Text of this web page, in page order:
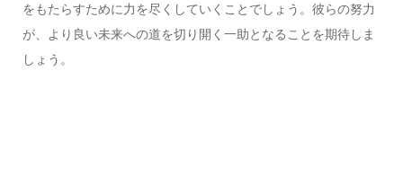
をもたらすために力を尽くしていくことでしょう。彼らの努力
が、より良い未来への道を切り開く一助となることを期待しま
しょう。